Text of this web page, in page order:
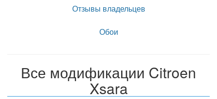
Отзывы владельцев
Обои
Все модификации Citroen
Xsara